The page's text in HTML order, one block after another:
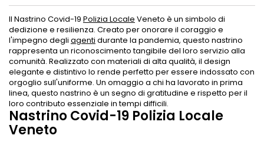
Il Nastrino Covid-19 Polizia Locale Veneto è un simbolo di
dedizione e resilienza. Creato per onorare il coraggio e
l'impegno degli agenti durante la pandemia, questo nastrino
rappresenta un riconoscimento tangibile del loro servizio alla
comunità. Realizzato con materiali di alta qualità, il design
elegante e distintivo lo rende perfetto per essere indossato con
orgoglio sull'uniforme. Un omaggio a chi ha lavorato in prima
linea, questo nastrino è un segno di gratitudine e rispetto per il
loro contributo essenziale in tempi difficili.
Nastrino Covid-19 Polizia Locale
Veneto